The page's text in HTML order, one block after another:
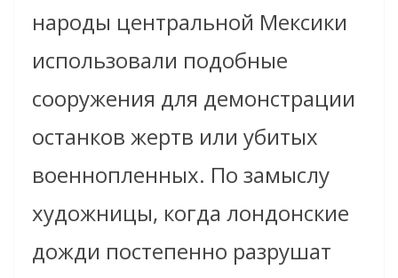
народы центральной Мексики
использовали подобные
сооружения для демонстрации
останков жертв или убитых
военнопленных. По замыслу
художницы, когда лондонские
дожди постепенно разрушат